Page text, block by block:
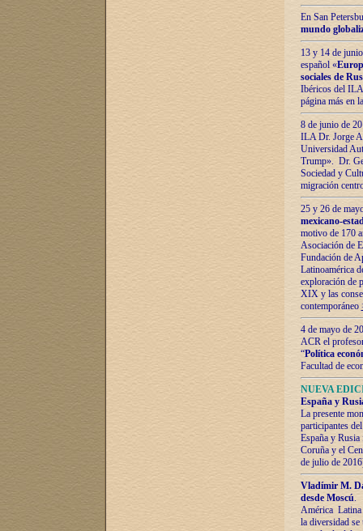
En San
mundo
13 y 14 de
español «
sociales de
Ibéricos del ILA
página más en
8 de junio de
ILA Dr. Jorge
Universidad
Trump». Dr.
Sociedad y
migración
25 y 26 de
mexicano-
motivo de 170
Asociación de
Fundación de
Latinoamérica
exploración de
XIX y las
contemporáneo
4 de mayo de
ACR el
“Política
Facultad de
NUEVA
España y
La presente
participantes
España y
Coruña y el
de julio de
Vladímir М.
desde Moscú.
América Latina
la diversidad